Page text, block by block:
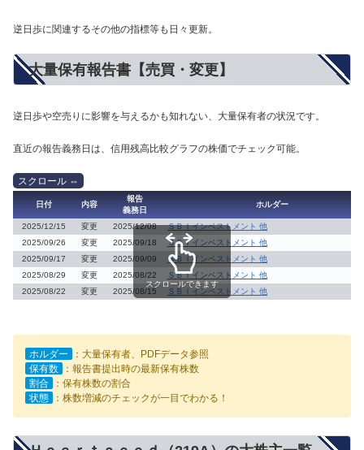
逆日歩に関連するその他の指標等も日々更新。
大量保有報告書【売買・変更】
逆日歩や空売りに影響を与えるかも知れない、大量保有者の状況です。
直近の報告義務日は、信用残高比較グラフの株価でチェック可能。
日付 内容
報告
義務日
ホルダー
2025/12/15 変更 2025/12/08
ＳＢＩインベストメント 他
2025/09/26
変更 2025/09/18
ＳＢＩインベストメント 他
2025/09/17
変更 2025/09/09
ＳＢＩインベストメント 他
2025/08/29
変更 2025/08/22
ＳＢＩインベストメント 他
2025/08/22
変更 2025/08/15 ＳＢＩインベストメント 他
スクロールできます
ホルダー
：大量保有者、PDFデータ参照
保有数
：報告書提出時の最新保有株数
割合
：保有株数の割合
状態
：株数増減のチェックが一目でわかる！